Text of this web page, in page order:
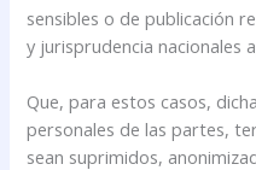
sensibles o de publicación
y jurisprudencia nacionales
Que, para estos casos,
personales de las partes,
sean suprimidos,